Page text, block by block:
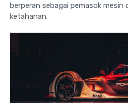
berperan sebagai pemasok mesin
ketahanan.